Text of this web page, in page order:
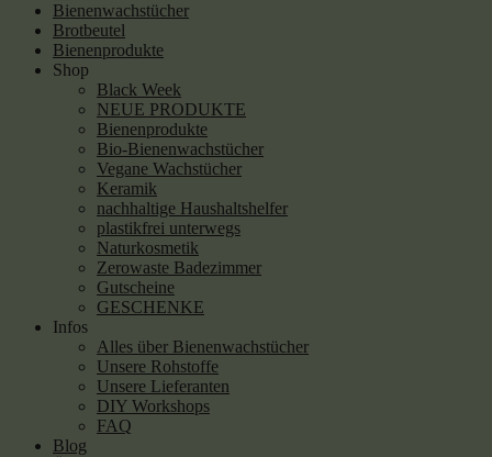
Bienenwachstücher
Brotbeutel
Bienenprodukte
Shop
Black Week
NEUE PRODUKTE
Bienenprodukte
Bio-Bienenwachstücher
Vegane Wachstücher
Keramik
nachhaltige Haushaltshelfer
plastikfrei unterwegs
Naturkosmetik
Zerowaste Badezimmer
Gutscheine
GESCHENKE
Infos
Alles über Bienenwachstücher
Unsere Rohstoffe
Unsere Lieferanten
DIY Workshops
FAQ
Blog